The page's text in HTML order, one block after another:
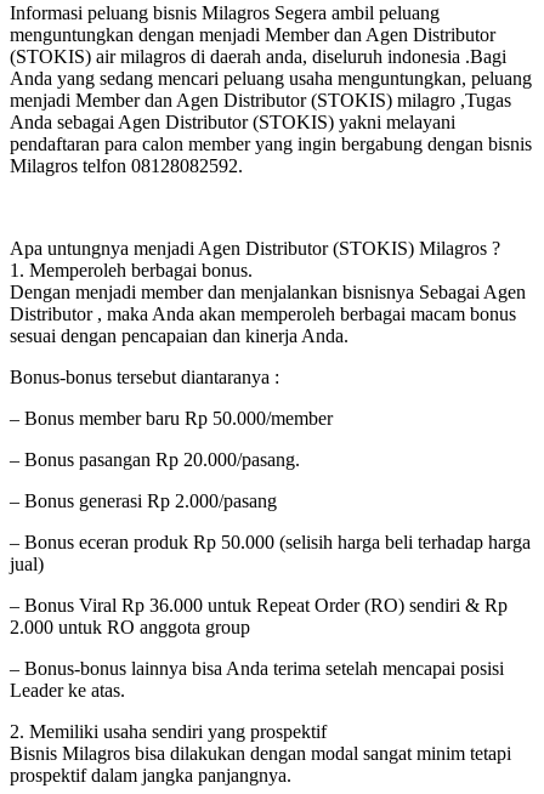
Informasi peluang bisnis Milagros Segera ambil peluang
menguntungkan dengan menjadi Member dan Agen Distributor
(STOKIS) air milagros di daerah anda, diseluruh indonesia .Bagi
Anda yang sedang mencari peluang usaha menguntungkan, peluang
menjadi Member dan Agen Distributor (STOKIS) milagro ,Tugas
Anda sebagai Agen Distributor (STOKIS) yakni melayani
pendaftaran para calon member yang ingin bergabung dengan bisnis
Milagros telfon 08128082592.
Apa untungnya menjadi Agen Distributor (STOKIS) Milagros ?
1. Memperoleh berbagai bonus.
Dengan menjadi member dan menjalankan bisnisnya Sebagai Agen
Distributor , maka Anda akan memperoleh berbagai macam bonus
sesuai dengan pencapaian dan kinerja Anda.
Bonus-bonus tersebut diantaranya :
– Bonus member baru Rp 50.000/member
– Bonus pasangan Rp 20.000/pasang.
– Bonus generasi Rp 2.000/pasang
– Bonus eceran produk Rp 50.000 (selisih harga beli terhadap harga
jual)
– Bonus Viral Rp 36.000 untuk Repeat Order (RO) sendiri & Rp
2.000 untuk RO anggota group
– Bonus-bonus lainnya bisa Anda terima setelah mencapai posisi
Leader ke atas.
2. Memiliki usaha sendiri yang prospektif
Bisnis Milagros bisa dilakukan dengan modal sangat minim tetapi
prospektif dalam jangka panjangnya.